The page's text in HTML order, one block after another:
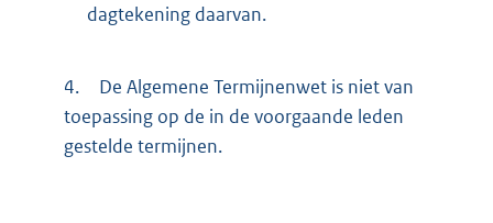
dagtekening daarvan.
4.
De Algemene Termijnenwet is niet van
toepassing op de in de voorgaande leden
gestelde termijnen.